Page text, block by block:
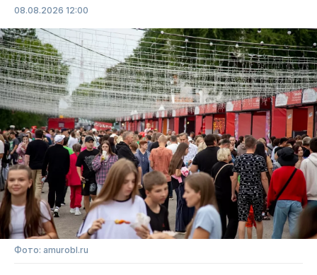
08.08.2026 12:00
Фото: amurobl.ru